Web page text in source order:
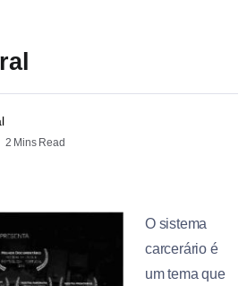
2 Mins Read
O sistema
carcerário é
um tema que